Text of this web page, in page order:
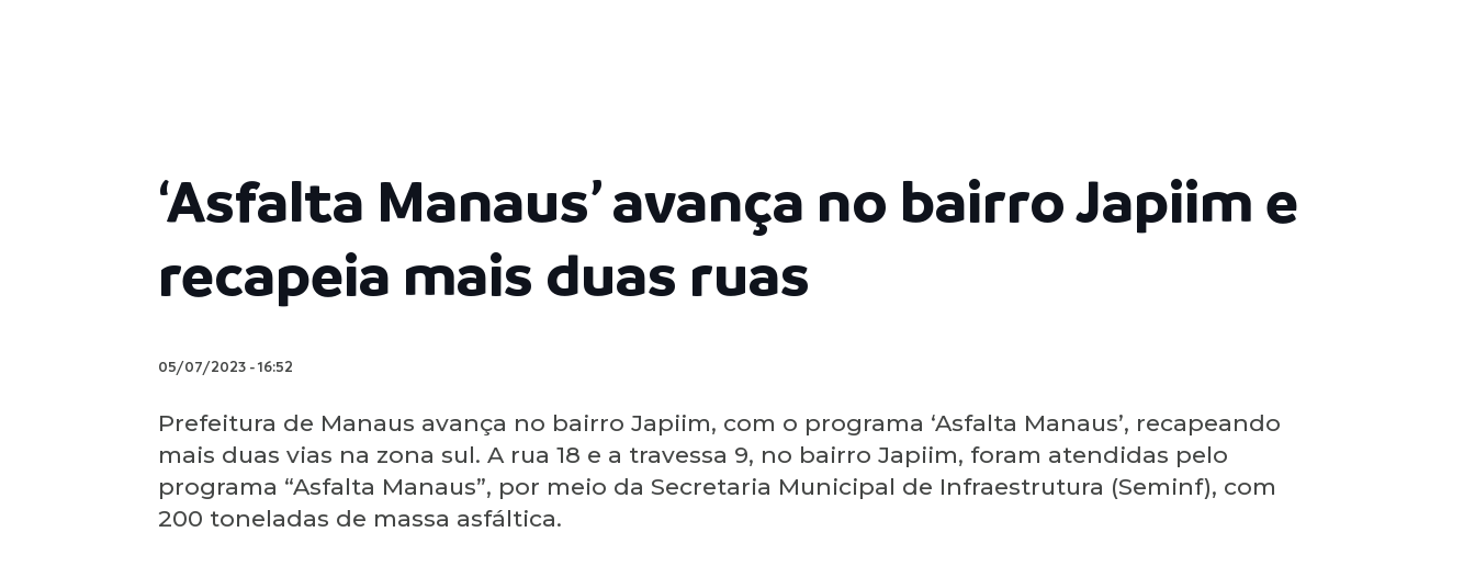
‘Asfalta Manaus’ avança no bairro Japiim e
recapeia mais duas ruas
05/07/2023 -16:52
Prefeitura de Manaus avança no bairro Japiim, com o programa ‘Asfalta Manaus’, recapeando
mais duas vias na zona sul. A rua 18 e a travessa 9, no bairro Japiim, foram atendidas pelo
programa “Asfalta Manaus”, por meio da Secretaria Municipal de Infraestrutura (Seminf), com
200 toneladas de massa asfáltica.